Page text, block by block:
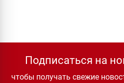
Подписаться на
чтобы получать свежие